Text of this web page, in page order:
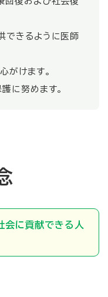
できるように医師
がけます。
に努めます。
会に貢献できる人